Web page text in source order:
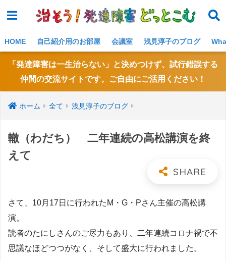
HOME 自己紹介用のお部屋 会議室 浅見淳子のブログ
「発達障害は一生治らない」と決めつけず、試行錯誤する
仲間の交流サイトです。ご自由にご活用ください！
ホーム 全て 浅見淳子のブログ
轍（わだち） 二年連続の高松講演を終
えて
さて、10月17日に行われたM・G・Pさん主催の高松講
演。
読者のたにしさんのご尽力もあり、二年連続コロナ禍で不
思議なほどつつがなく、そして盛大に行われました。
NE